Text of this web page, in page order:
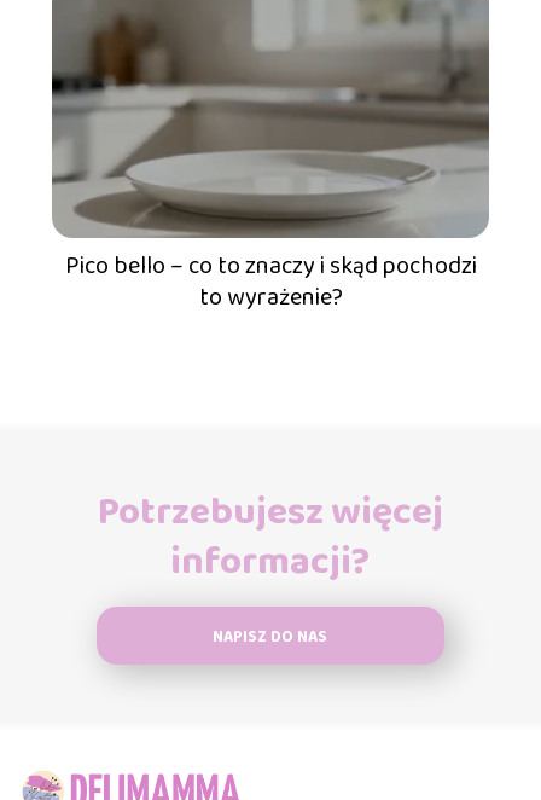
Pico bello – co to znaczy i skąd pochodzi
to wyrażenie?
Potrzebujesz więcej
informacji?
NAPISZ DO NAS